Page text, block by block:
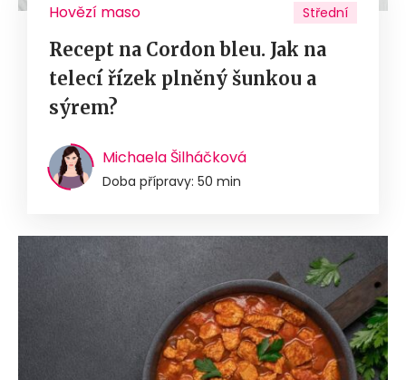
Hovězí maso Střední
Recept na Cordon bleu. Jak na
telecí řízek plněný šunkou a
sýrem?
Michaela Šilháčková
Doba přípravy: 50 min